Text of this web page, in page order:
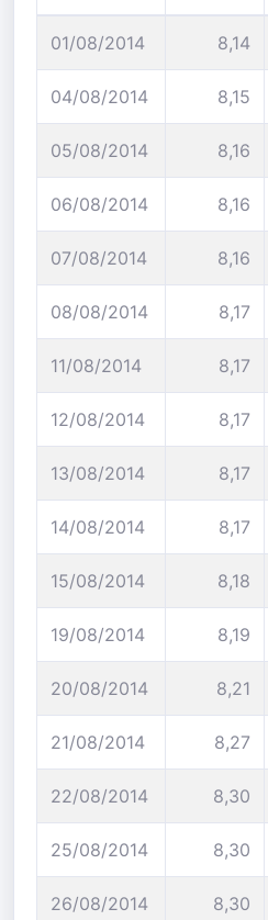
01/08/2014 8,14
04/08/2014 8,15
05/08/2014 8,16
06/08/2014 8,16
07/08/2014 8,16
08/08/2014 8,17
11/08/2014 8,17
12/08/2014 8,17
13/08/2014 8,17
14/08/2014 8,17
15/08/2014 8,18
19/08/2014 8,19
20/08/2014 8,21
21/08/2014 8,27
22/08/2014 8,30
25/08/2014 8,30
26/08/2014 8,30